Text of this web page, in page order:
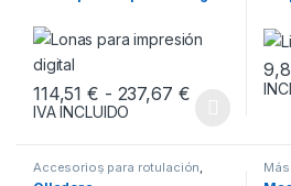
114,51€ - 237,67 €Rango de
IVA INCLUIDO
Este producto tiene múltiples
Accesorios para rotulación,
ROTULACIÓN